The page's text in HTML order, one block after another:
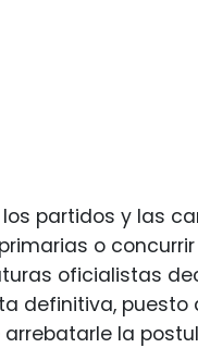
partidos y las
o
oficialistas
definitiva, puesto
la